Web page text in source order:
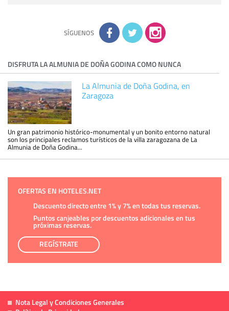
adicional y detallada sobre cómo tratamos sus datos en la
política de privacidad
SÍGUENOS
DISFRUTA LA ALMUNIA DE DOÑA GODINA COMO NUNCA
La Almunia de Doña Godina, en
Zaragoza
Un gran patrimonio histórico-monumental y un bonito entorno natural
son los principales reclamos turísticos de la villa zaragozana de La
Almunia de Doña Godina...
OFERTAS EN HOTELES.NET
Descuento directo entre 1% y 7% en todas tus reservas.
Puntos canjeables por descuentos adicionales en tus
próximas reservas.
REGÍSTRATE
Nota Legal y Condiciones Generales